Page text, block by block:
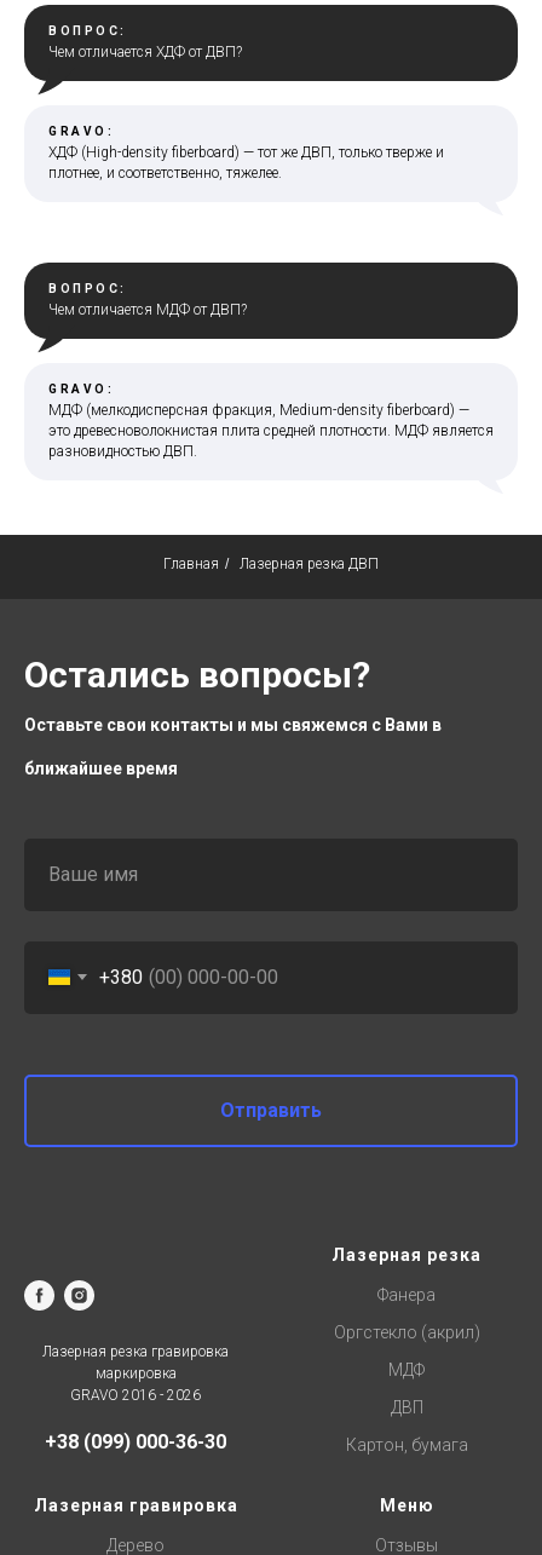
ВОПРОС:
Чем отличается ХДФ от ДВП?
GRAVO:
ХДФ (High-density fiberboard) — тот же ДВП, только тверже и
плотнее, и соответственно, тяжелее.
ВОПРОС:
Чем отличается MДФ от ДВП?
GRAVO:
МДФ (мелкодисперсная фракция, Medium-density fiberboard) —
это древесноволокнистая плита средней плотности. МДФ является
разновидностью ДВП.
Главная / Лазерная резка ДВП
Остались вопросы?
Оставьте свои контакты и мы свяжемся с Вами в
ближайшее время
Ваше имя
+380
Отправить
Лазерная резка гравировка
маркировка
GRAVO 2016 - 2026
+38 (099) 000-36-30
Лазерная резка
Фанера
Оргстекло (акрил)
МДФ
ДВП
Картон, бумага
Лазерная гравировка
Дерево
Меню
Отзывы